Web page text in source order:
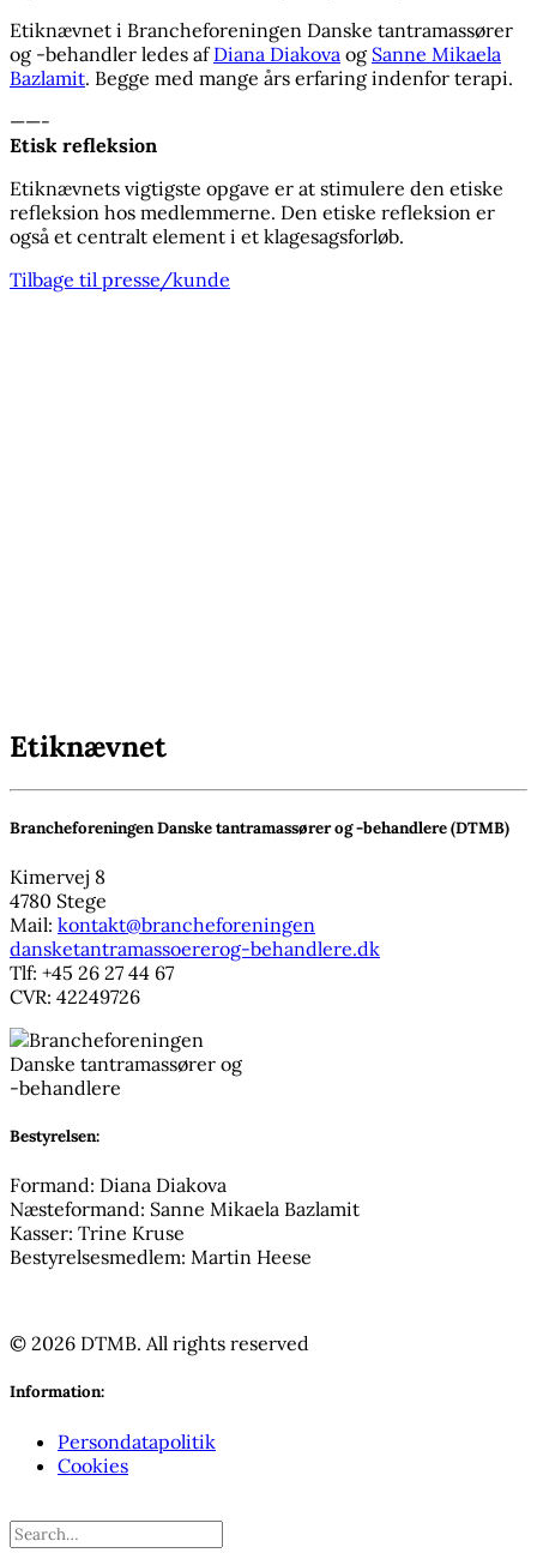
Etiknævnet i Brancheforeningen Danske tantramassører
og -behandler ledes afDiana Diakova og Sanne Mikaela
Bazlamit. Begge med mange års erfaring indenfor terapi.
——-
Etisk refleksion
Etiknævnets vigtigste opgave er at stimulere den etiske
refleksion hos medlemmerne. Den etiske refleksion er
også et centralt element i et klagesagsforløb.
Tilbage til presse/kunde
Etiknævnet
Brancheforeningen Danske tantramassører og -behandlere (DTMB)
Kimervej 8
4780 Stege
Mail: kontakt@brancheforeningen
dansketantramassoererog-behandlere.dk
Tlf: +45 26 27 44 67
CVR: 42249726
Bestyrelsen:
Formand: Diana Diakova
Næsteformand: Sanne Mikaela Bazlamit
Kasser: Trine Kruse
Bestyrelsesmedlem: Martin Heese
© 2026 DTMB. All rights reserved
Information:
Persondatapolitik
Cookies